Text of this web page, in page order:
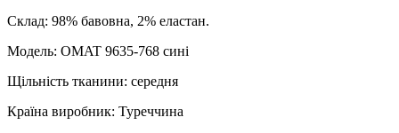
Склад: 98% бавовна, 2% еластан.
Модель: OMAT 9635-768 сині
Щільність тканини: середня
Країна виробник: Туреччина